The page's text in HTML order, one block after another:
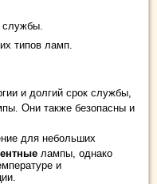
службы.
типов ламп.
и долгий срок службы,
Они также безопасны и
для небольших
лампы, однако
и